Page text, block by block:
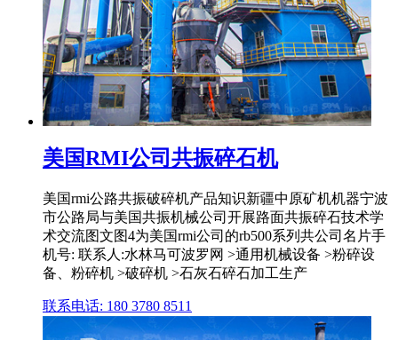
美国RMI公司共振碎石机
美国rmi公路共振破碎机产品知识新疆中原矿机机器宁波
市公路局与美国共振机械公司开展路面共振碎石技术学
术交流图文图4为美国rmi公司的rb500系列共公司名片手
机号: 联系人:水林马可波罗网 >通用机械设备 >粉碎设
备、粉碎机 >破碎机 >石灰石碎石加工生产
联系电话: 180 3780 8511